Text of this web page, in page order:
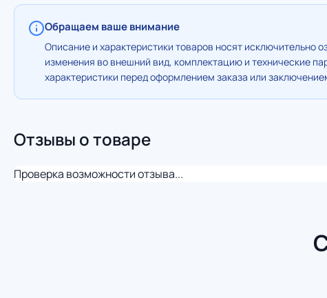
Обращаем ваше внимание
Описание и характеристики товаров носят исключительно
изменения во внешний вид, комплектацию и технические
характеристики перед оформлением заказа или
Отзывы о товаре
Проверка возможности отзыва...